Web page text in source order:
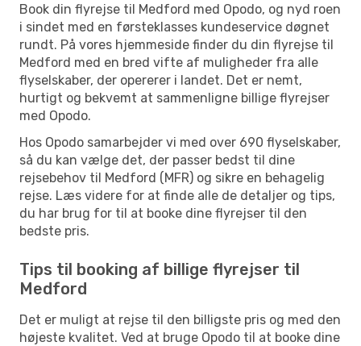
Book din flyrejse til Medford med Opodo, og nyd roen
i sindet med en førsteklasses kundeservice døgnet
rundt. På vores hjemmeside finder du din flyrejse til
Medford med en bred vifte af muligheder fra alle
flyselskaber, der opererer i landet. Det er nemt,
hurtigt og bekvemt at sammenligne billige flyrejser
med Opodo.
Hos Opodo samarbejder vi med over 690 flyselskaber,
så du kan vælge det, der passer bedst til dine
rejsebehov til Medford (MFR) og sikre en behagelig
rejse. Læs videre for at finde alle de detaljer og tips,
du har brug for til at booke dine flyrejser til den
bedste pris.
Tips til booking af billige flyrejser til
Medford
Det er muligt at rejse til den billigste pris og med den
højeste kvalitet. Ved at bruge Opodo til at booke dine